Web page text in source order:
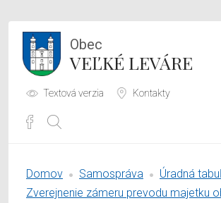
Obec
VEĽKÉ LEVÁRE
Textová verzia Kontakty
Samospráva
Domov Samospráva
Úradná
Zverejnenie zámeru prevodu majetku